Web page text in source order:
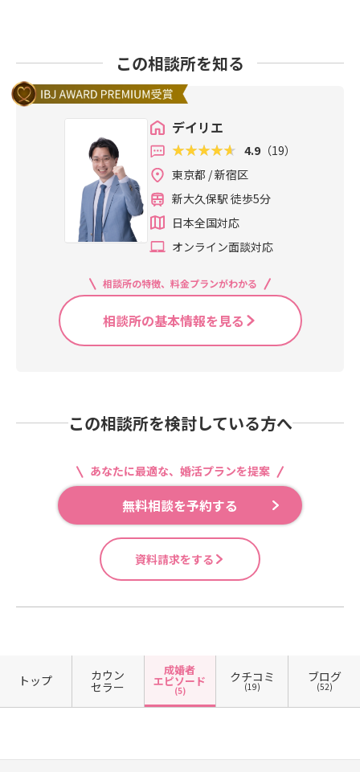
この相談所を知る
デイリエ
4.9 （19）
東京都 / 新宿区
新大久保駅 徒歩5分
日本全国対応
オンライン面談対応
相談所の特徴、料金プランがわかる
相談所の基本情報を見る
この相談所を検討している方へ
あなたに最適な、婚活プランを提案
無料相談を予約する
資料請求をする
トップ カウン
セラー
成婚者
エピソード
(5)
クチコミ
(19)
ブログ
(52)